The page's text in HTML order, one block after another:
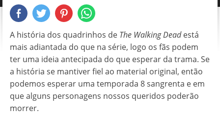
A história dos quadrinhos de The Walking Deadestá
mais adiantada do que na série, logo os fãs podem
ter uma ideia antecipada do que esperar da trama. Se
a história se mantiver fiel ao material original, então
podemos esperar uma temporada 8 sangrenta e em
que alguns personagens nossos queridos poderão
morrer.